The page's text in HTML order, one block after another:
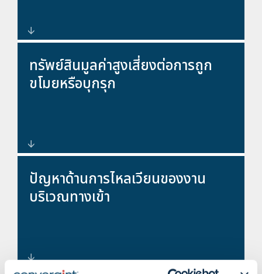
โซลูชันการจัดการที่สำคัญซึ่งช่วย
ปรับปรุงการกำกับดูแลและการ
บริหารจัดการ
ทรัพย์สินมูลค่าสูงเสี่ยงต่อการถูก
ขโมยหรือบุกรุก
การจัดระบบป้องกันทางกายภาพ
หลายชั้นรอบพื้นที่สำคัญและพื้นที่จัด
ปัญหาด้านการไหลเวียนของงาน
บริเวณทางเข้า